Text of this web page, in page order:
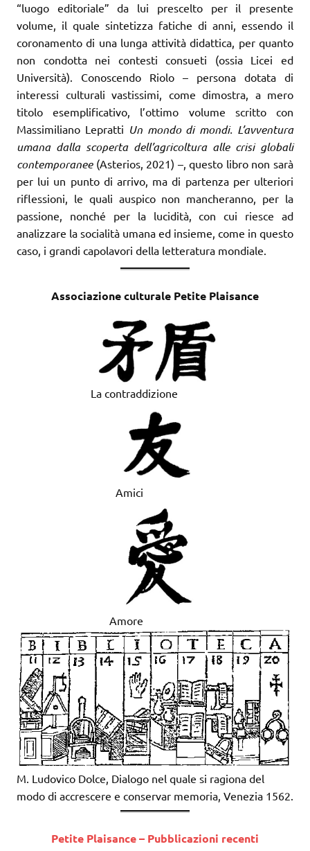
“luogo editoriale” da lui prescelto per il presente
volume, il quale sintetizza fatiche di anni, essendo il
coronamento di una lunga attività didattica, per quanto
non condotta nei contesti consueti (ossia Licei ed
Università). Conoscendo Riolo – persona dotata di
interessi culturali vastissimi, come dimostra, a mero
titolo esemplificativo, l’ottimo volume scritto con
Massimiliano Lepratti Un mondo di mondi. L’avventura
umana dalla scoperta dell’agricoltura alle crisi globali
contemporanee (Asterios, 2021) –, questo libro non sarà
per lui un punto di arrivo, ma di partenza per ulteriori
riflessioni, le quali auspico non mancheranno, per la
passione, nonché per la lucidità, con cui riesce ad
analizzare la socialità umana ed insieme, come in questo
caso, i grandi capolavori della letteratura mondiale.
Associazione culturale Petite Plaisance
La contraddizione
Amici
Amore
M. Ludovico Dolce, Dialogo nel quale si ragiona del
modo di accrescere e conservar memoria, Venezia 1562.
Petite Plaisance – Pubblicazioni recenti